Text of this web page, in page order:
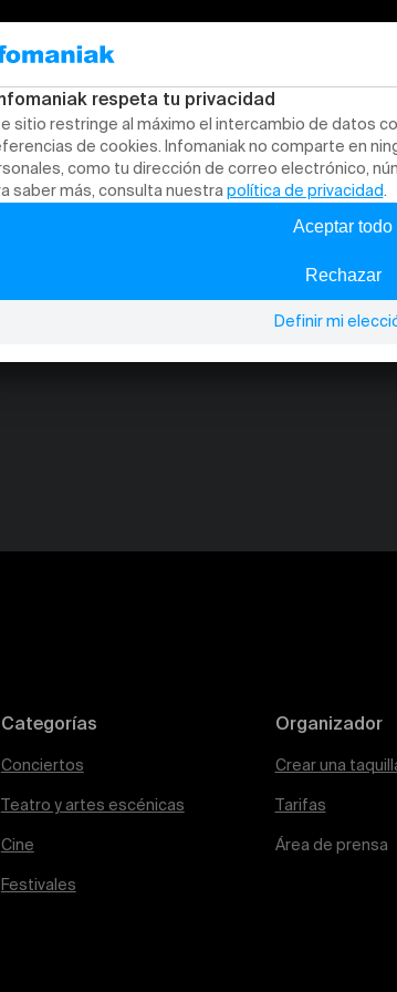
Categorías
Conciertos
Teatro y artes escénicas
Cine
Festivales
Organizador
Crear una
Tarifas
Área de prensa